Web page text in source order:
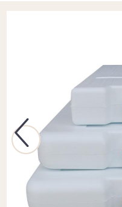
Previous